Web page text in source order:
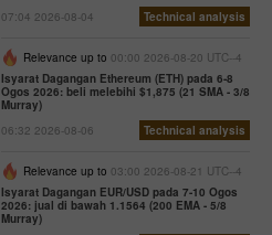
07:04 2026-08-04
Technical analysis
Relevance up to 00:00 2026-08-20 UTC--4
Isyarat Dagangan Ethereum (ETH) pada 6-8
Ogos 2026: beli melebihi $1,875 (21 SMA - 3/8
Murray)
06:32 2026-08-06
Technical analysis
Relevance up to 03:00 2026-08-21 UTC--4
Isyarat Dagangan EUR/USD pada 7-10 Ogos
2026: jual di bawah 1.1564 (200 EMA - 5/8
Murray)